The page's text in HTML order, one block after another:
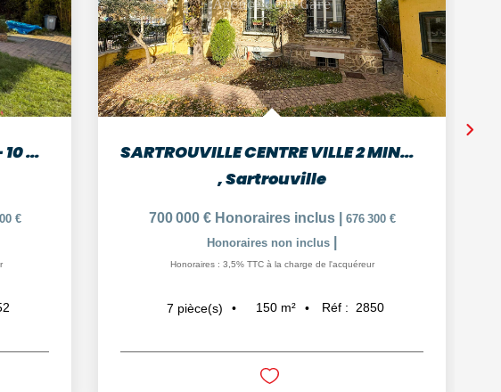
Sartrouville - Maison 6 Pièces - 10 min RER
€
SARTROUVILLE CENTRE VILLE 2 MINUTES GARE MAISON DE 7 PIECES
,Sartrouville
700 000 € Honoraires inclus
676 300 €
Honoraires non inclus
Honoraires : 3,5% TTC à la charge de l'acquéreur
7 pièce(s) 150 m² Réf : 2850